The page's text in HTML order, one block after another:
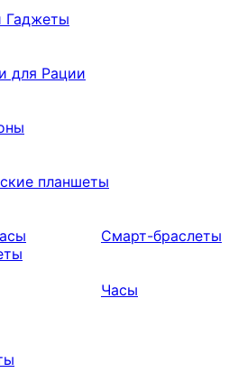
Гаджеты
для Рации
планшеты
Смарт-браслеты
Часы